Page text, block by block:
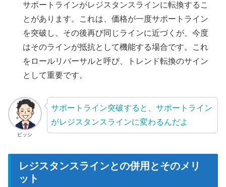
サポートラインがレジスタンスラインに転換するこ
とがあります。これは、価格が一度サポートライン
を突破し、その後再び同じラインに近づくが、今度
はそのラインが抵抗として機能する場合です。これ
をロールリバーサルと呼び、トレンド転換のサイン
として重要です。
ビッシ
サポートライン突破すると、サポートライン
がレジスタンスラインに変わるんだよ
レジスタンスラインとの併用とそのメリ
ット